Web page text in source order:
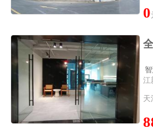
0
江
天